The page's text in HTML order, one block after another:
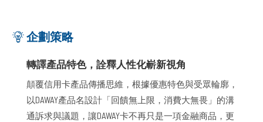
企劃策略
轉譯產品特色，詮釋人性化嶄新視角
顛覆信用卡產品傳播思維，根據優惠特色與受眾輪廓，
以DAWAY產品名設計「回饋無上限，消費大無畏」的溝
通訴求與議題，讓DAWAY卡不再只是一項金融商品，更